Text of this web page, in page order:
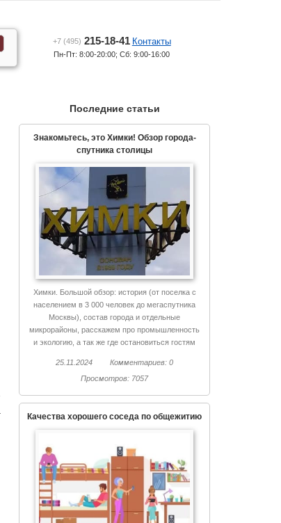
+7 (495) 215-18-41 Контакты
Пн-Пт: 8:00-20:00; Сб: 9:00-16:00
Последние статьи
Знакомьтесь, это Химки! Обзор города-
спутника столицы
Химки. Большой обзор: история (от поселка с
населением в 3 000 человек до мегаспутника
Москвы), состав города и отдельные
микрорайоны, расскажем про промышленность
и экологию, а так же где остановиться гостям
25.11.2024
Комментариев: 0
Просмотров: 7057
Качества хорошего соседа по общежитию